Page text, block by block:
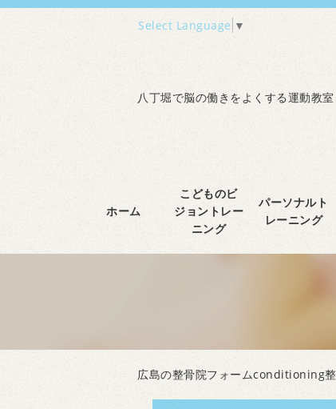
Select Language ▼
八丁堀で脳の働きをよくする運動教室
ホーム
こどものビ
ジョントレー
ニング
パーソナルト
レーニング
広島の整骨院フォームconditioning